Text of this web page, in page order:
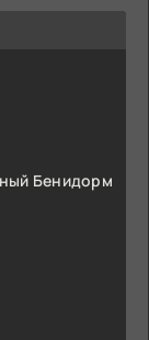
Бенидорм